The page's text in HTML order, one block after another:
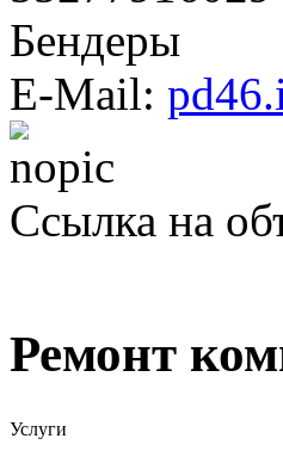
Бендеры
E-Mail:
Ссылка на
Ремонт
Услуги